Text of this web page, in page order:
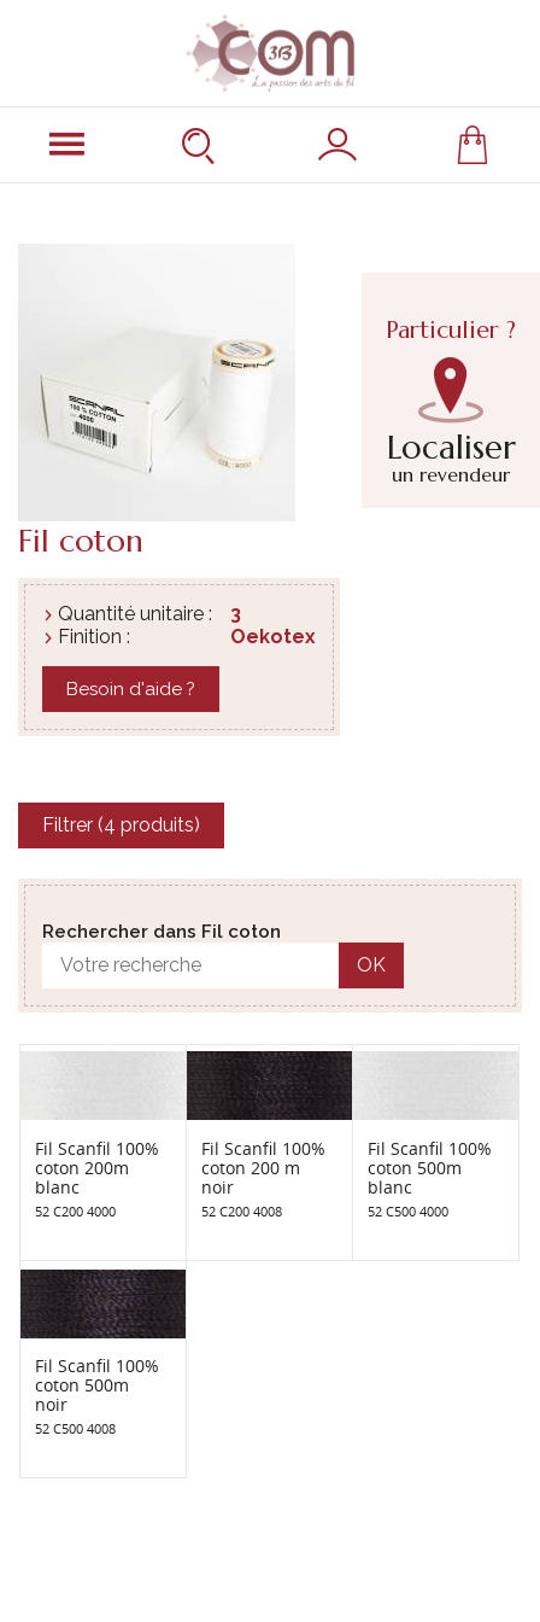
Particulier ?
Localiser
un revendeur
Fil coton
Quantité unitaire :
3
Finition :
Oekotex
Besoin d'aide ?
Filtrer (4 produits)
Rechercher dans Fil coton
OK
Fil Scanfil 100%
coton 200m
blanc
52 C200 4000
Fil Scanfil 100%
coton 200 m
noir
52 C200 4008
Fil Scanfil 100%
coton 500m
blanc
52 C500 4000
Fil Scanfil 100%
coton 500m
noir
52 C500 4008